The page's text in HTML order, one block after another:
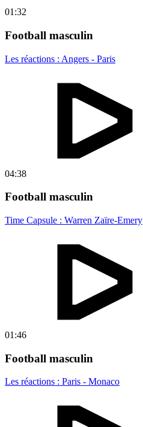
01:32
Football masculin
Les réactions : Angers - Paris
04:38
Football masculin
Time Capsule : Warren Zaïre-Emery
01:46
Football masculin
Les réactions : Paris - Monaco